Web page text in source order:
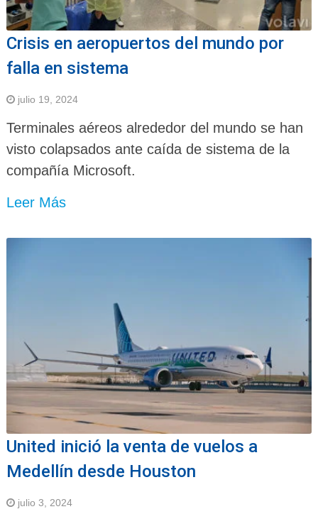
Crisis en aeropuertos del mundo por
falla en sistema
julio 19, 2024
Terminales aéreos alrededor del mundo se han
visto colapsados ante caída de sistema de la
compañía Microsoft.
Leer Más
United inició la venta de vuelos a
Medellín desde Houston
julio 3, 2024